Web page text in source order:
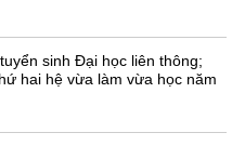
sinh Đại học liên thông;
hai hệ vừa làm vừa học năm